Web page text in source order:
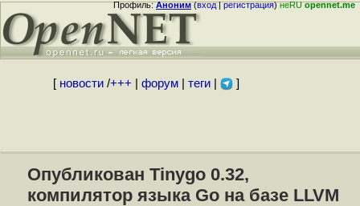
Профиль:Аноним(вход|регистрация)неRUopennet.me
[ новости/+++ форум| теги| ]
Опубликован Tinygo 0.32,
компилятор языка Go на базе LLVM